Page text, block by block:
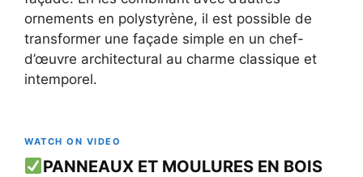
ornements en polystyrène, il est possible de
transformer une façade simple en un chef-
d’œuvre architectural au charme classique et
intemporel.
WATCH ON VIDEO
PANNEAUX ET MOULURES EN BOIS